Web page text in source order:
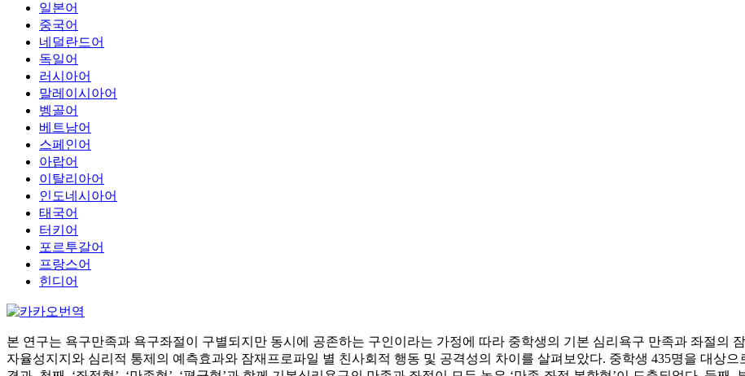
일본어
중국어
네덜란드어
독일어
러시아어
말레이시아어
벵골어
베트남어
스페인어
아랍어
이탈리아어
인도네시아어
태국어
터키어
포르투갈어
프랑스어
힌디어
본 연구는 욕구만족과 욕구좌절이 구별되지만 동시에 공존하는 구인이라는 가정에 따라 중학생의 기본 심리욕구 만족과 좌절의
자율성지지와 심리적 통제의 예측효과와 잠재프로파일 별 친사회적 행동 및 공격성의 차이를 살펴보았다. 중학생 435명을 대상